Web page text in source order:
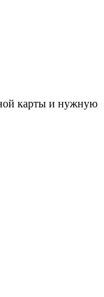
карты и нужную